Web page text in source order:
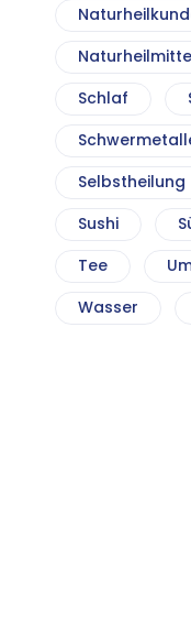
Schlaf
Selbstheilung
Sushi
Tee
Wasser